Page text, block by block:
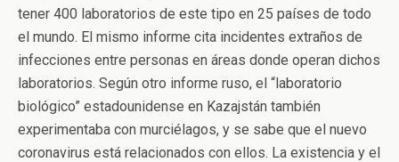
tener 400 laboratorios de este tipo en 25 países de todo
el mundo. El mismo informe cita incidentes extraños de
infecciones entre personas en áreas donde operan dichos
laboratorios. Según otro informe ruso, el “laboratorio
biológico” estadounidense en Kazajstán también
experimentaba con murciélagos, y se sabe que el nuevo
coronavirus está relacionados con ellos. La existencia y el